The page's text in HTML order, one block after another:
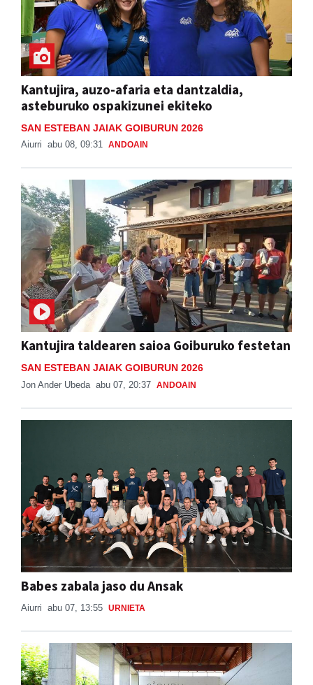
Kantujira, auzo-afaria eta dantzaldia,
asteburuko ospakizunei ekiteko
SAN ESTEBAN JAIAK GOIBURUN 2026
Aiurri abu 08, 09:31 ANDOAIN
Kantujira taldearen saioa Goiburuko festetan
SAN ESTEBAN JAIAK GOIBURUN 2026
Jon Ander Ubeda abu 07, 20:37 ANDOAIN
Babes zabala jaso du Ansak
Aiurri abu 07, 13:55 URNIETA